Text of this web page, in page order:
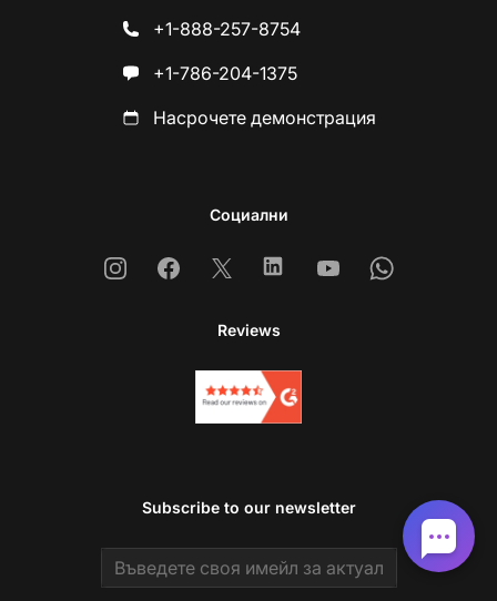
+1-888-257-8754
+1-786-204-1375
Насрочете демонстрация
Социални
InstagramFacebook
X LinkedinYoutubeWhatsapp
Reviews
Subscribe to our newsletter
Email address